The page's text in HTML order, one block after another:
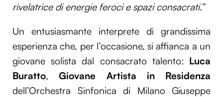
rivelatrice di energie feroci e spazi consacrati.”
Un entusiasmante interprete di grandissima
esperienza che, per l’occasione, si affianca a un
giovane solista dal consacrato talento: Luca
Buratto,Giovane Artista in Residenza
dell’Orchestra Sinfonica di Milano Giuseppe